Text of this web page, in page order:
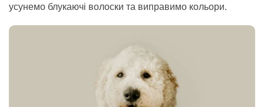
усунемо блукаючі волоски та виправимо кольори.